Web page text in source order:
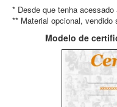
* Desde que tenha
** Material opcional, vendido
Modelo de